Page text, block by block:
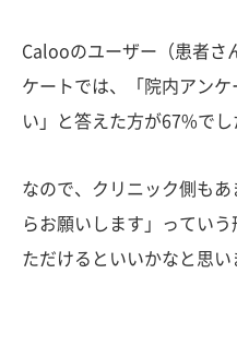
Calooのユーザー（患者さ
ケートでは、「院内アン
い」と答えた方が67%でし
なので、クリニック側も
らお願いします」ってい
ただけるといいかなと思い